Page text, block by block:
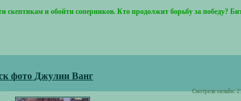
скептикам и обойти соперников. Кто продолжит борьбу за победу?
фото Джулии Ванг
Cмотрели онлайн: